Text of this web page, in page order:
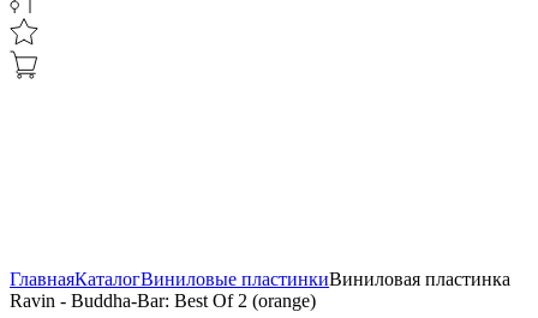
ГлавнаяКаталогВиниловые пластинкиВиниловая пластинка
Ravin - Buddha-Bar: Best Of 2 (orange)